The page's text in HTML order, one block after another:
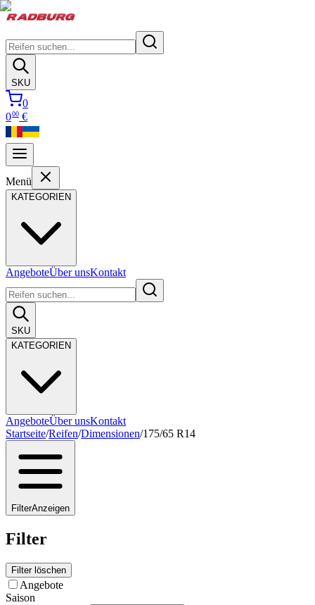
SKU
0
000 €
Menü
KATEGORIEN
AngeboteÜber unsKontakt
SKU
KATEGORIEN
AngeboteÜber unsKontakt
Startseite/Reifen/Dimensionen/175/65 R14
FilterAnzeigen
Filter
Filter löschen
Angebote
Saison